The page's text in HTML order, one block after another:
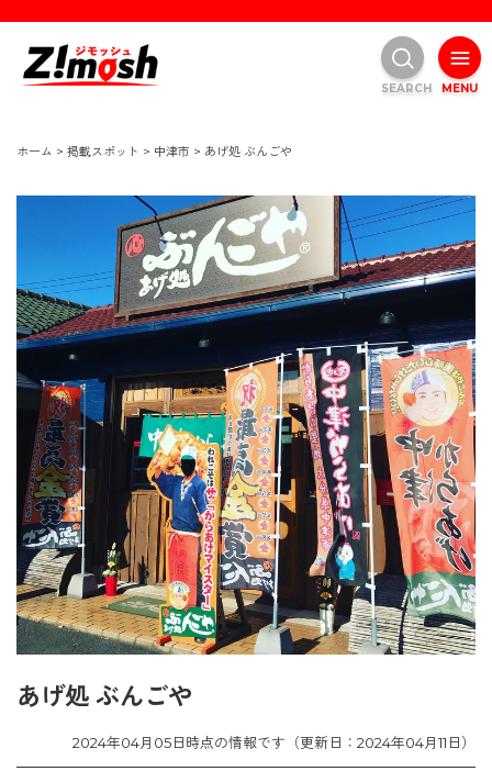
ホーム > 掲載スポット > 中津市 > あげ処 ぶんごや
あげ処 ぶんごや
2024年04月05日時点の情報です（更新日：2024年04月11日）
MENU
SEARCH